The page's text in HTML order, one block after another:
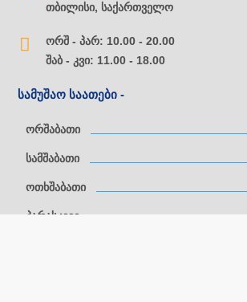
თბილისი, საქართველო
ორშ - პარ: 10.00 - 20.00
შაბ - კვი: 11.00 - 18.00
სამუშაო საათები -
ორშაბათი
სამშაბათი
ოთხშაბათი
პარასკევი